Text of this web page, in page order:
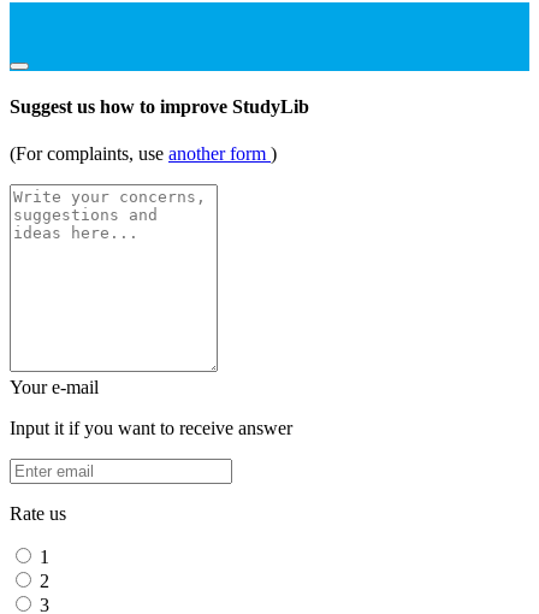
Suggest us how to improve StudyLib
(For complaints, use another form )
Your e-mail
Input it if you want to receive answer
Rate us
1
2
3